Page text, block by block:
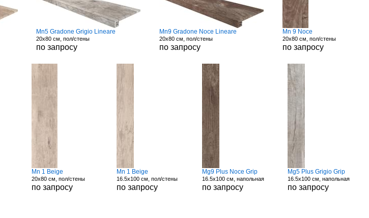
Mn5 Gradone Grigio Lineare
20x80 см, пол/стены
по запросу
Mn9 Gradone Noce Lineare
20x80 см, пол/стены
по запросу
Mn 9 Noce
20x80 см, пол/стены
по запросу
Mn 1 Beige
20x80 см, пол/стены
по запросу
Mn 1 Beige
16.5x100 см, пол/стены
по запросу
Mg9 Plus Noce Grip
16.5x100 см, напольная
по запросу
Mg5 Plus Grigio Grip
16.5x100 см, напольная
по запросу